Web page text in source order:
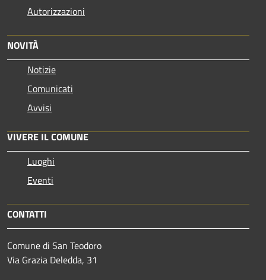
Autorizzazioni
NOVITÀ
Notizie
Comunicati
Avvisi
VIVERE IL COMUNE
Luoghi
Eventi
CONTATTI
Comune di San Teodoro
Via Grazia Deledda, 31